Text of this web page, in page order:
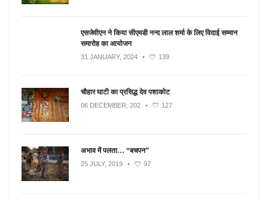
एसजेवीएन ने किया सीएमडी नन्‍द लाल शर्मा के लिए विदाई सम्मान
समारोह का आयोजन
31 JANUARY, 2024 • 139
चौहार घाटी का प्रसिद्ध देव पशाकोट
06 DECEMBER, 202 • 127
अभाव में पलता… “बचपन”
25 JULY, 2019 • 97